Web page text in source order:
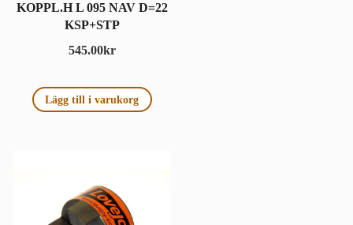
KOPPL.H L 095 NAV D=22
KSP+STP
545.00kr
Lägg till i varukorg